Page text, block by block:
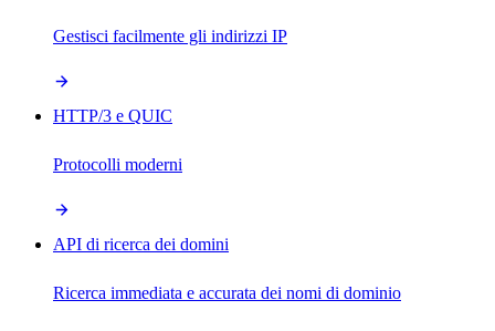
Gestisci facilmente gli indirizzi IP
HTTP/3 e QUIC
Protocolli moderni
API di ricerca dei domini
Ricerca immediata e accurata dei nomi di dominio